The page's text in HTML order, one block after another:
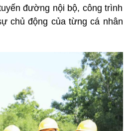
đường nội bộ, công trình
chủ động của từng cá nhân